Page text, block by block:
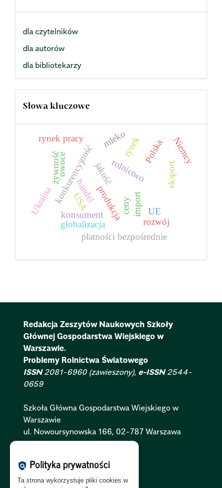
dla czytelników
dla autorów
dla bibliotekarzy
Słowa kluczowe
rolnictwo eksport
import
produkcja
Polska
konkurencyjność
globalizacja
ceny UE
handel
rynek
płatności bezpośrednie
żywność
konsument
owoce
mleko
rozwój
rynek pracy
jakość
USA
Niemcy
Ukraina
Redakcja Zeszytów Naukowych Szkoły
Głównej Gospodarstwa Wiejskiego w
Warszawie.
Problemy Rolnictwa Światowego
ISSN2081-6960 (zawieszony), e-ISSN2544-
0659
Szkoła Główna Gospodarstwa Wiejskiego w
Warszawie
ul. Nowoursynowska 166, 02-787 Warszawa
Polityka Prywatności:PL
Polityka RODO:PL|EN
policy Polityka prywatności
Ta strona wykorzystuje pliki cookies w